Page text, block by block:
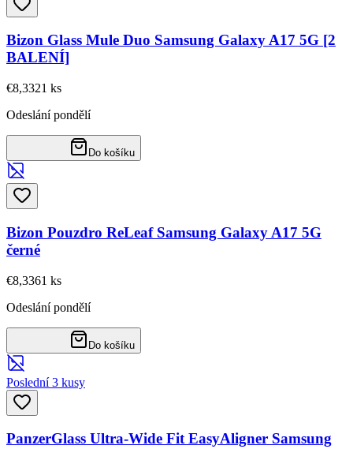
Bizon Glass Mule Duo Samsung Galaxy A17 5G [2
BALENÍ]
€8,3321 ks
Odeslání pondělí
Do košíku
Bizon Pouzdro ReLeaf Samsung Galaxy A17 5G
černé
€8,3361 ks
Odeslání pondělí
Do košíku
Poslední 3 kusy
PanzerGlass Ultra-Wide Fit EasyAligner Samsung